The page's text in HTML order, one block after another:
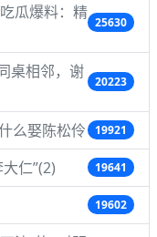
瓜爆料：精
25630
桌相邻，谢
20223
么娶陈松伶 19921
仁”(2) 19641
19602